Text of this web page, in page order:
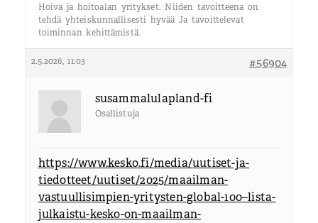
Hoiva ja hoitoalan yritykset. Niiden tavoitteena on
tehdä yhteiskunnallisesti hyvää Ja tavoittelevat
toiminnan kehittämistä.
2.5.2026, 11:03 #56904
susammalulapland-fi
Osallistuja
https://www.kesko.fi/media/uutiset-ja-
tiedotteet/uutiset/2025/maailman-
vastuullisimpien-yritysten-global-100–lista-
julkaistu-kesko-on-maailman-